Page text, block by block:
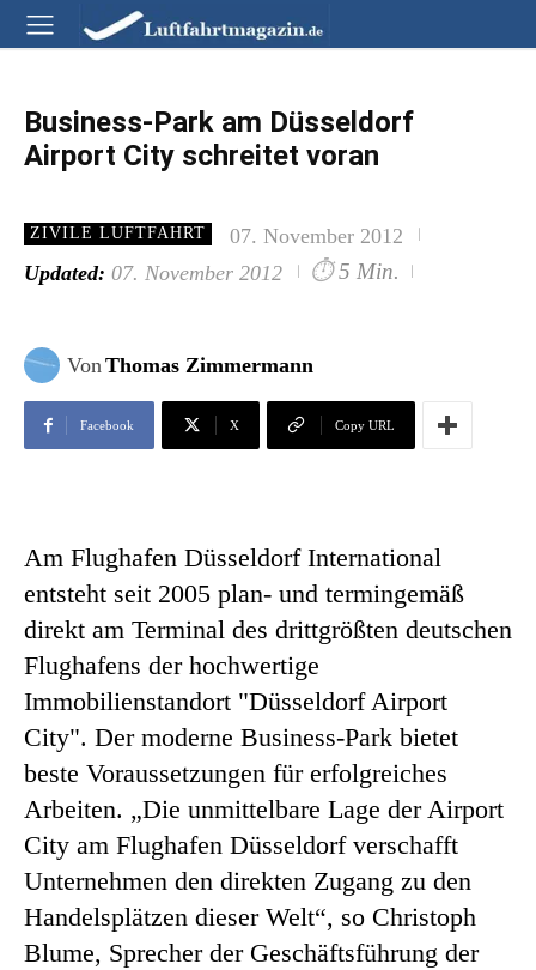
Business-Park am Düsseldorf
Airport City schreitet voran
ZIVILE LUFTFAHRT
07. November 2012
Updated: 07. November 2012 ⏱ 5 Min.
VonThomas Zimmermann
Facebook X Copy URL
Am Flughafen Düsseldorf International
entsteht seit 2005 plan- und termingemäß
direkt am Terminal des drittgrößten deutschen
Flughafens der hochwertige
Immobilienstandort "Düsseldorf Airport
City". Der moderne Business-Park bietet
beste Voraussetzungen für erfolgreiches
Arbeiten. „Die unmittelbare Lage der Airport
City am Flughafen Düsseldorf verschafft
Unternehmen den direkten Zugang zu den
Handelsplätzen dieser Welt“, so Christoph
Blume, Sprecher der Geschäftsführung der